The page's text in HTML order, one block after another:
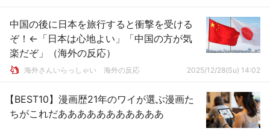
中国の後に日本を旅行すると衝撃を受ける
ぞ！←「日本は心地よい」「中国の方が気
楽だぞ」（海外の反応）
海外さんいらっしゃい 海外の反応 2025/12/28(Su) 14:02
【BEST10】漫画歴21年のワイが選ぶ漫画た
ちがこれだあああああああああああ